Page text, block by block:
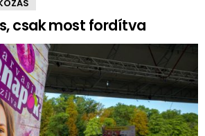
csak most fordítva